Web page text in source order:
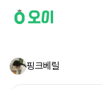
핑크베릴